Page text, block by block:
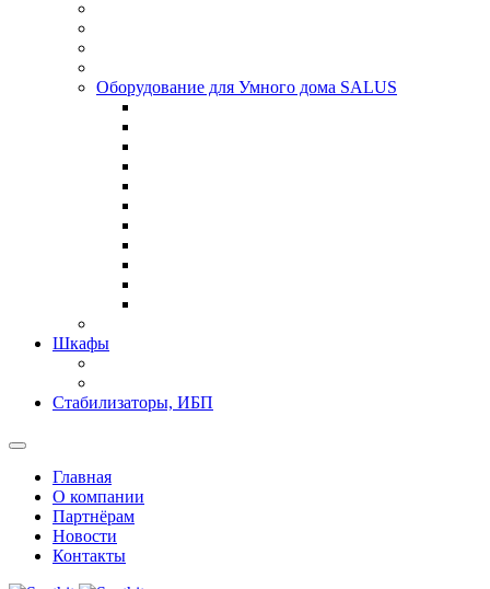
Оборудование для Умного дома SALUS
Шкафы
Стабилизаторы, ИБП
Главная
О компании
Партнёрам
Новости
Контакты